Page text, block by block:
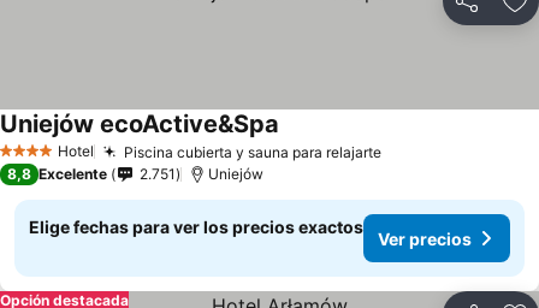
Compartir
4 EstrellasHotel Piscina cubierta y sauna para relajarteVer precios
Uniejów ecoActive&Spa
8,8 Excelente 2.751 Uniejów
Elige fechas para ver los precios exactos
Ver precios
Opción destacada